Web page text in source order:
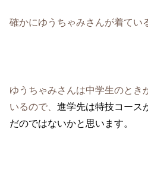
確かにゆうちゃみさんが着てい
ゆうちゃみさんは中学生のとき
いるので、 進学先は特技コース
だのではないかと思います。